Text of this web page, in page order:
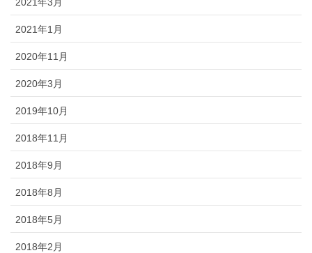
2021年1月
2020年11月
2020年3月
2019年10月
2018年11月
2018年9月
2018年8月
2018年5月
2018年2月